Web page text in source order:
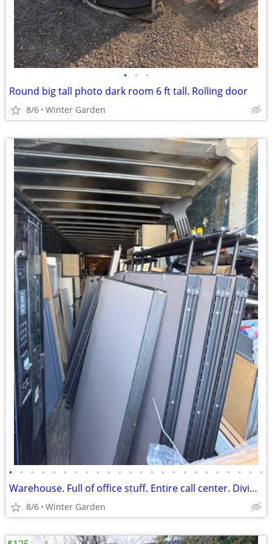
• • •
Round big tall photo dark room 6 ft tall. Rolling door
8/6 Winter Garden
• • • • • • • • • • • • • • • • • • • • • • • •
Warehouse. Full of office stuff. Entire call center. Dividers galore
8/6 Winter Garden